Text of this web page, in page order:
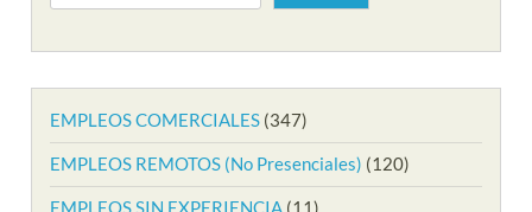
EMPLEOS COMERCIALES (347)
EMPLEOS REMOTOS (No Presenciales) (120)
EMPLEOS SIN EXPERIENCIA (11)